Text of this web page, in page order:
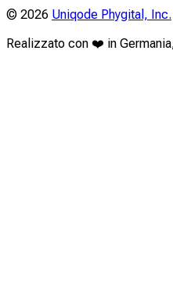
© 2026 Uniqode Phygital, Inc.
Realizzato con ❤️ in